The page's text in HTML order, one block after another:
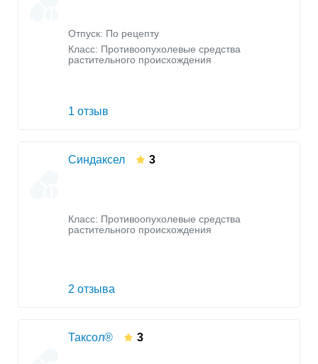
Отпуск: По рецепту
Класс: Противоопухолевые средства
растительного происхождения
1 отзыв
Синдаксел 3
Класс: Противоопухолевые средства
растительного происхождения
2 отзыва
Таксол® 3